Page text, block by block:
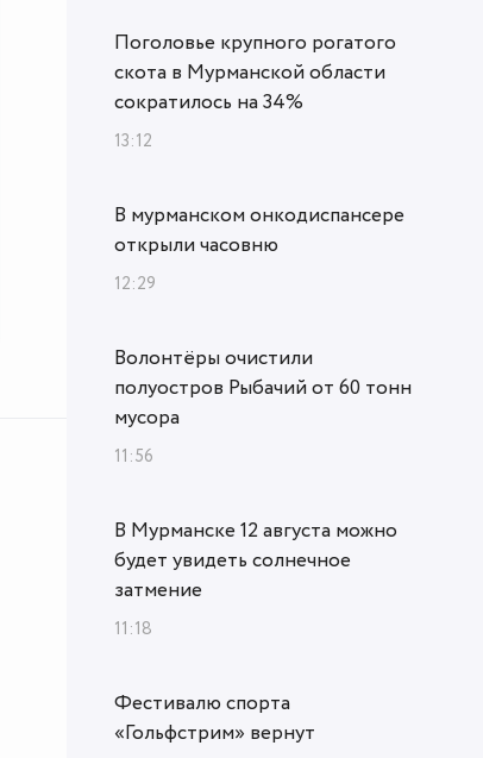
Поголовье крупного рогатого
скота в Мурманской области
сократилось на 34%
13:12
В мурманском онкодиспансере
открыли часовню
12:29
Волонтёры очистили
полуостров Рыбачий от 60 тонн
мусора
11:56
В Мурманске 12 августа можно
будет увидеть солнечное
затмение
11:18
Фестивалю спорта
«Гольфстрим» вернут